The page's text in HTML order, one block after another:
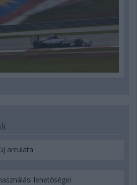
arculata
lehetőségei